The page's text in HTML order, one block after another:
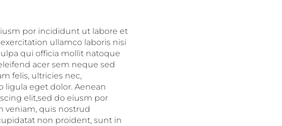
por incididunt ut labore et
ullamco laboris nisi
qui officia mollit natoque
acer sem neque sed
felis, ultricies nec,
eget dolor. Aenean
elit,sed do eiusm por
veniam, quis nostrud
non proident, sunt in